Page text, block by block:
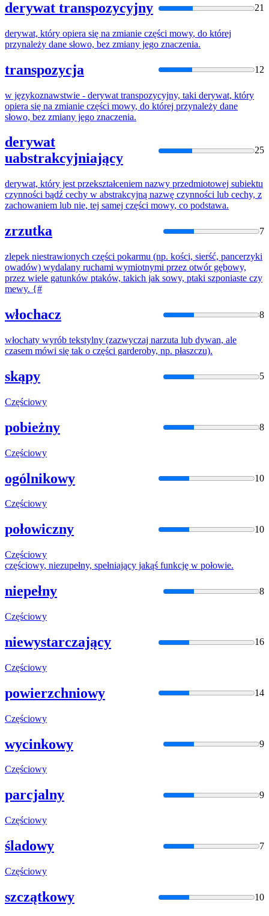
derywat transpozycyjny 21
derywat, który opiera się na zmianie części mowy, do której
przynależy dane słowo, bez zmiany jego znaczenia.
transpozycja 12
w językoznawstwie - derywat transpozycyjny, taki derywat, który
opiera się na zmianie części mowy, do której przynależy dane
słowo, bez zmiany jego znaczenia.
derywat
uabstrakcyjniający
25
derywat, który jest przekształceniem nazwy przedmiotowej subiektu
czynności bądź cechy w abstrakcyjną nazwę czynności lub cechy, z
zachowaniem lub nie, tej samej części mowy, co podstawa.
zrzutka 7
zlepek niestrawionych części pokarmu (np. kości, sierść, pancerzyki
owadów) wydalany ruchami wymiotnymi przez otwór gębowy,
przez wiele gatunków ptaków, takich jak sowy, ptaki szponiaste czy
mewy. {#
włochacz 8
włochaty wyrób tekstylny (zazwyczaj narzuta lub dywan, ale
czasem mówi się tak o części garderoby, np. płaszczu).
skąpy 5
Częściowy
pobieżny 8
Częściowy
ogólnikowy 10
Częściowy
połowiczny 10
Częściowy
częściowy, niezupełny, spełniający jakąś funkcję w połowie.
niepełny 8
Częściowy
niewystarczający 16
Częściowy
powierzchniowy 14
Częściowy
wycinkowy 9
Częściowy
parcjalny 9
Częściowy
śladowy 7
Częściowy
szczątkowy 10